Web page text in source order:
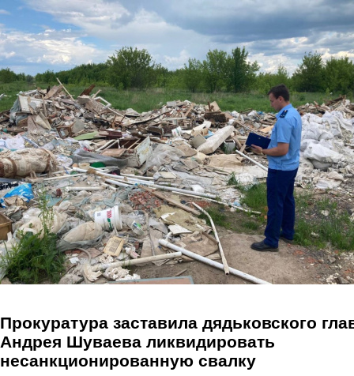
Перейти к основному содержанию
Прокуратура заставила дядьковского
Андрея Шуваева ликвидировать
несанкционированную свалку